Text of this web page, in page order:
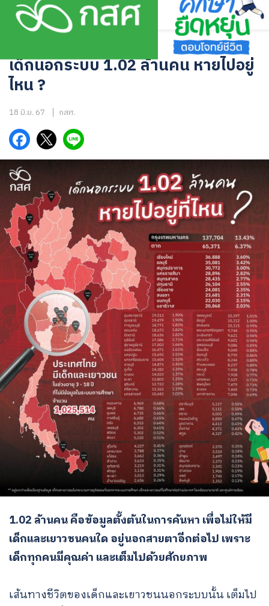
Skip
เด็กนอกระบบ 1.02 ล้านคน หายไปอยู่
ไหน ?
18 มิ.ย. 67 กสศ.
1.02 ล้านคน คือข้อมูลตั้งต้นในการค้นหา เพื่อไม่ให้มี
เด็กและเยาวชนคนใด อยู่นอกสายตาอีกต่อไป เพราะ
เด็กทุกคนมีคุณค่า และเต็มไปด้วยศักยภาพ
เส้นทางชีวิตของเด็กและเยาวชนนอกระบบนั้น เต็มไป